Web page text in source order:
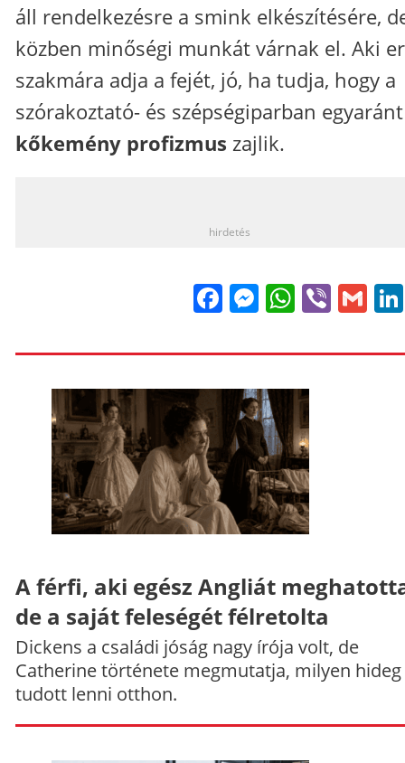
áll rendelkezésre a smink elkészítésére,
közben minőségi munkát várnak el. Aki
szakmára adja a fejét, jó, ha tudja, hogy a
szórakoztató- és szépségiparban egyaránt
kőkemény profizmus zajlik.
hirdetés
FacebookViber
A férfi, aki egész Angliát
de a saját feleségét félretolta
Dickens a családi jóság nagy írója volt, de
Catherine története megmutatja, milyen hideg
tudott lenni otthon.